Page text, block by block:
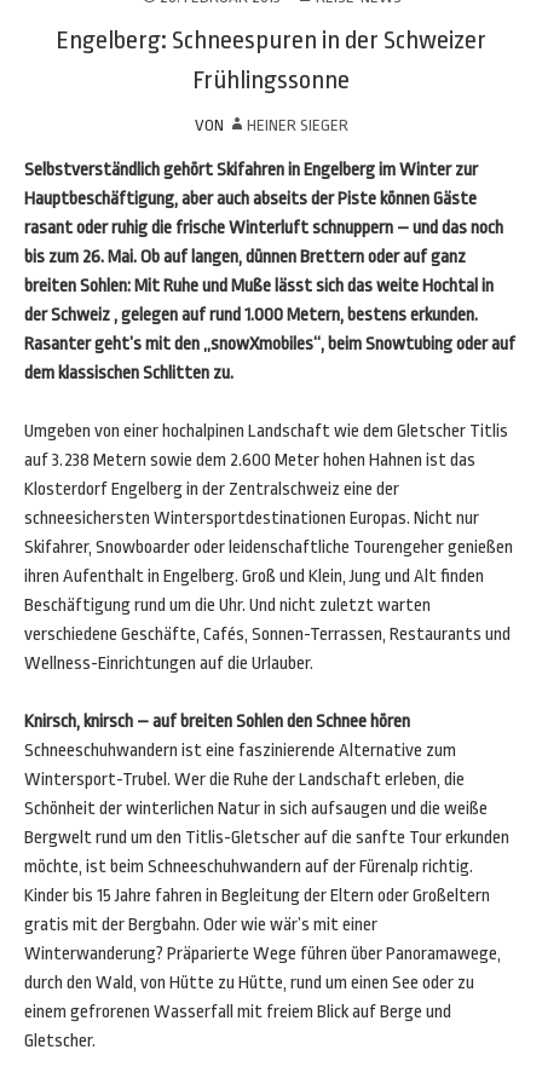
Engelberg: Schneespuren in der Schweizer
Frühlingssonne
VON HEINER SIEGER
Selbstverständlich gehört Skifahren in Engelberg im Winter zur
Hauptbeschäftigung, aber auch abseits der Piste können Gäste
rasant oder ruhig die frische Winterluft schnuppern – und das noch
bis zum 26. Mai. Ob auf langen, dünnen Brettern oder auf ganz
breiten Sohlen: Mit Ruhe und Muße lässt sich das weite Hochtal in
der Schweiz , gelegen auf rund 1.000 Metern, bestens erkunden.
Rasanter geht’s mit den „snowXmobiles“, beim Snowtubing oder auf
dem klassischen Schlitten zu.
Umgeben von einer hochalpinen Landschaft wie dem Gletscher Titlis
auf 3.238 Metern sowie dem 2.600 Meter hohen Hahnen ist das
Klosterdorf Engelberg in der Zentralschweiz eine der
schneesichersten Wintersportdestinationen Europas. Nicht nur
Skifahrer, Snowboarder oder leidenschaftliche Tourengeher genießen
ihren Aufenthalt in Engelberg. Groß und Klein, Jung und Alt finden
Beschäftigung rund um die Uhr. Und nicht zuletzt warten
verschiedene Geschäfte, Cafés, Sonnen-Terrassen, Restaurants und
Wellness-Einrichtungen auf die Urlauber.
Knirsch, knirsch – auf breiten Sohlen den Schnee hören
Schneeschuhwandern ist eine faszinierende Alternative zum
Wintersport-Trubel. Wer die Ruhe der Landschaft erleben, die
Schönheit der winterlichen Natur in sich aufsaugen und die weiße
Bergwelt rund um den Titlis-Gletscher auf die sanfte Tour erkunden
möchte, ist beim Schneeschuhwandern auf der Fürenalp richtig.
Kinder bis 15 Jahre fahren in Begleitung der Eltern oder Großeltern
gratis mit der Bergbahn. Oder wie wär’s mit einer
Winterwanderung? Präparierte Wege führen über Panoramawege,
durch den Wald, von Hütte zu Hütte, rund um einen See oder zu
einem gefrorenen Wasserfall mit freiem Blick auf Berge und
Gletscher.